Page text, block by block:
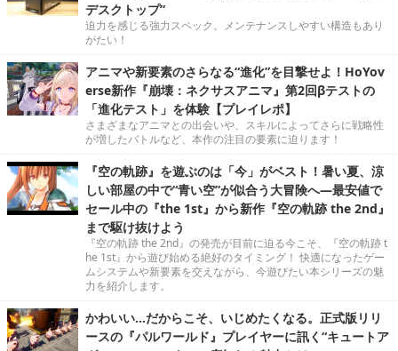
デスクトップ”
迫力を感じる強力スペック。メンテナンスしやすい構造もあり
がたい！
アニマや新要素のさらなる“進化”を目撃せよ！HoYov
erse新作『崩壊：ネクサスアニマ』第2回βテストの
「進化テスト」を体験【プレイレポ】
さまざまなアニマとの出会いや、スキルによってさらに戦略性
が増したバトルなど、本作の注目の要素に迫ります！
『空の軌跡』を遊ぶのは「今」がベスト！暑い夏、涼
しい部屋の中で“青い空”が似合う大冒険へ―最安値で
セール中の『the 1st』から新作『空の軌跡 the 2nd』
まで駆け抜けよう
『空の軌跡 the 2nd』の発売が目前に迫る今こそ、『空の軌跡 t
he 1st』から遊び始める絶好のタイミング！ 快適になったゲー
ムシステムや新要素を交えながら、今遊びたい本シリーズの魅
力を紹介します。
かわいい…だからこそ、いじめたくなる。正式版リリ
ースの『パルワールド』プレイヤーに訊く“キュートア